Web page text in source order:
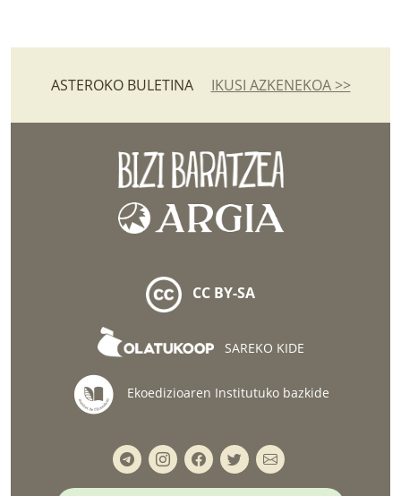
ASTEROKO BULETINA IKUSI AZKENEKOA >>
CC BY-SA
SAREKO KIDE
Ekoedizioaren Institutuko bazkide